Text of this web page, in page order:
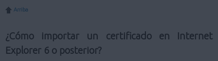
Arriba
¿Cómo importar un certificado en Internet
Explorer 6 o posterior?